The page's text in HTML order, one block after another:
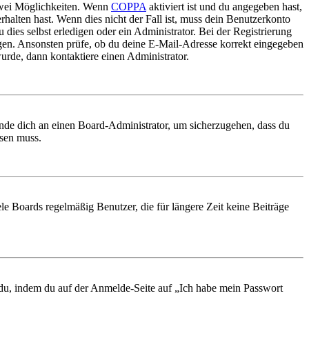
Möglichkeiten. Wenn COPPA aktiviert ist und du angegeben hast,
hast. Wenn dies nicht der Fall ist, muss dein Benutzerkonto
selbst erledigen oder ein Administrator. Bei der Registrierung
Ansonsten prüfe, ob du deine E-Mail-Adresse korrekt eingegeben
dann kontaktiere einen Administrator.
dich an einen Board-Administrator, um sicherzugehen, dass du
muss.
Boards regelmäßig Benutzer, die für längere Zeit keine Beiträge
indem du auf der Anmelde-Seite auf „Ich habe mein Passwort